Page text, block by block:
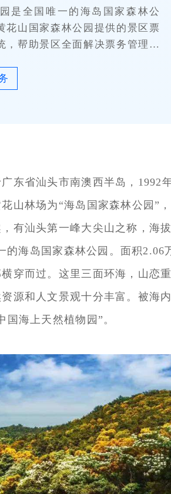
是全国唯一的海岛国家森林公
花山国家森林公园提供的景区票
，帮助景区全面解决票务管理、
东省汕头市南澳西半岛，1992
山林场为“海岛国家森林公园”，
有汕头第一峰大尖山之称，海
的海岛国家森林公园。面积2.06
穿而过。这里三面环海，山恋
源和人文景观十分丰富。被海
国海上天然植物园”。